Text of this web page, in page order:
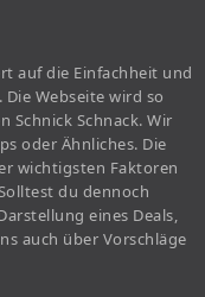
auf die Einfachheit und
Webseite wird so
Schnick Schnack. Wir
oder Ähnliches. Die
wichtigsten Faktoren
du dennoch
eines Deals,
auch über Vorschläge